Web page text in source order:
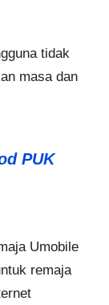
tidak
masa dan
PUK
Umobile
remaja